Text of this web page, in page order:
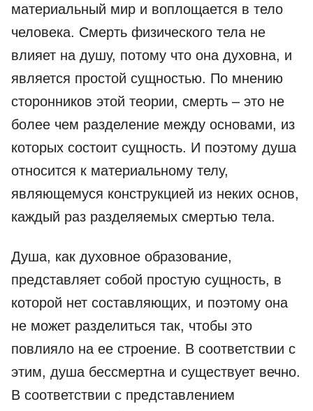
материальный мир и воплощается в тело
человека. Смерть физического тела не
влияет на душу, потому что она духовна, и
является простой сущностью. По мнению
сторонников этой теории, смерть – это не
более чем разделение между основами, из
которых состоит сущность. И поэтому душа
относится к материальному телу,
являющемуся конструкцией из неких основ,
каждый раз разделяемых смертью тела.
Душа, как духовное образование,
представляет собой простую сущность, в
которой нет составляющих, и поэтому она
не может разделиться так, чтобы это
повлияло на ее строение. В соответствии с
этим, душа бессмертна и существует вечно.
В соответствии с представлением